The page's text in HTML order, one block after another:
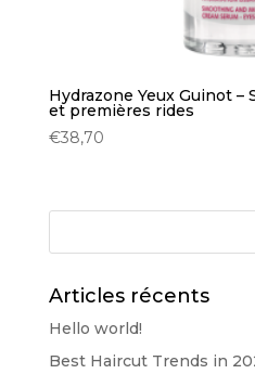
Hydrazone Yeux Guinot
et premières rides
€38,70
Articles récents
Hello world!
Best Haircut Trends in